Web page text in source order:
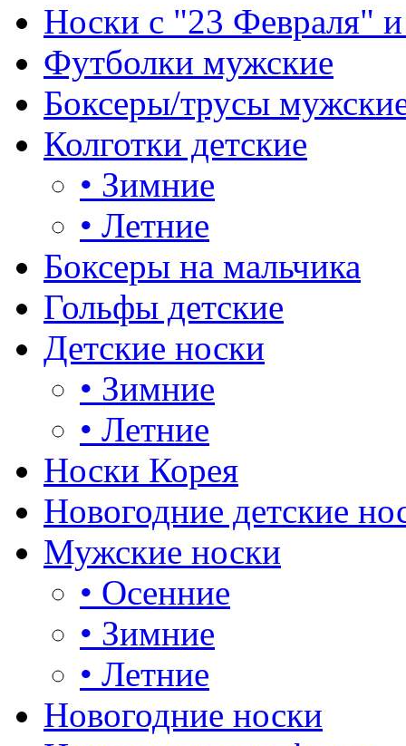
Носки с "23 Февраля"
Футболки мужские
Боксеры/трусы
Колготки детские
• Зимние
• Летние
Боксеры на мальчика
Гольфы детские
Детские носки
• Зимние
• Летние
Носки Корея
Новогодние детские
Мужские носки
• Осенние
• Зимние
• Летние
Новогодние носки